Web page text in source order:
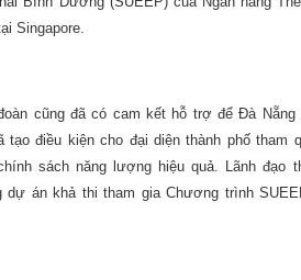
Singapore.
cũng đã có cam kết hỗ trợ để Đà
tạo điều kiện cho đại diện thành phố tham
sách năng lượng hiệu quả. Lãnh đạo
dự án khả thi tham gia Chương trình